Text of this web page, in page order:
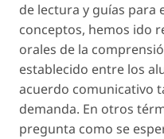
de lectura y guías para
conceptos, hemos ido
orales de la
establecido entre los
acuerdo comunicativo
demanda. En otros
pregunta como se